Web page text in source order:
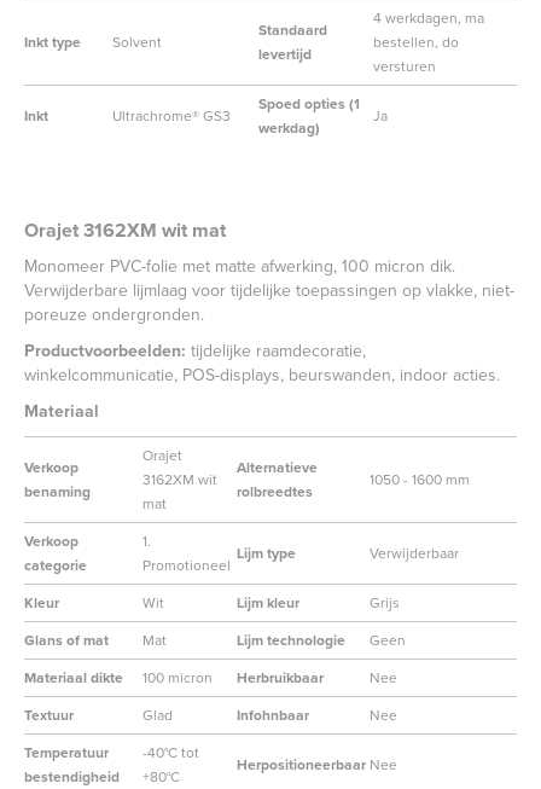
Inkt type Solvent
Standaard
levertijd
4 werkdagen, ma
bestellen, do
versturen
Inkt Ultrachrome® GS3
Spoed opties (1
werkdag)
Ja
Orajet 3162XM wit mat
Monomeer PVC-folie met matte afwerking, 100 micron dik.
Verwijderbare lijmlaag voor tijdelijke toepassingen op vlakke, niet-
poreuze ondergronden.
Productvoorbeelden: tijdelijke raamdecoratie,
winkelcommunicatie, POS-displays, beurswanden, indoor acties.
Materiaal
Verkoop
benaming
Orajet
3162XM wit
mat
Alternatieve
rolbreedtes
1050 - 1600 mm
Verkoop
categorie
1.
Promotioneel
Lijm type Verwijderbaar
Kleur Wit Lijm kleur
Grijs
Glans of mat
Mat Lijm technologie
Geen
Materiaal dikte
100 micron Herbruikbaar
Nee
Textuur
Glad Infohnbaar
Nee
Temperatuur
bestendigheid
-40°C tot
+80°C
Herpositioneerbaar Nee